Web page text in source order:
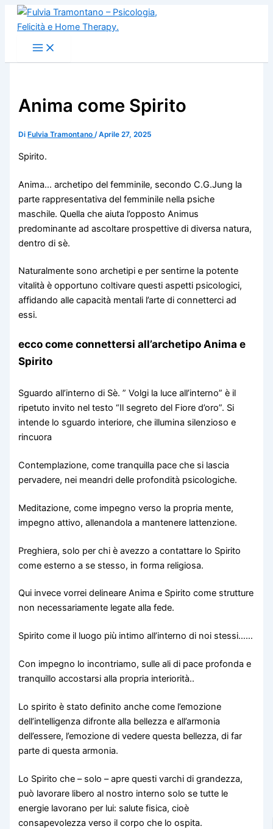
Anima come Spirito
Di Fulvia Tramontano/Aprile 27, 2025
Spirito.
Anima… archetipo del femminile, secondo C.G.Jung la
parte rappresentativa del femminile nella psiche
maschile. Quella che aiuta l’opposto Animus
predominante ad ascoltare prospettive di diversa natura,
dentro di sè.
Naturalmente sono archetipi e per sentirne la potente
vitalità è opportuno coltivare questi aspetti psicologici,
affidando alle capacità mentali l’arte di connetterci ad
essi.
ecco come connettersi all’archetipo Anima e
Spirito
Sguardo all’interno di Sè. ” Volgi la luce all’interno” è il
ripetuto invito nel testo “Il segreto del Fiore d’oro”. Si
intende lo sguardo interiore, che illumina silenzioso e
rincuora
Contemplazione, come tranquilla pace che si lascia
pervadere, nei meandri delle profondità psicologiche.
Meditazione, come impegno verso la propria mente,
impegno attivo, allenandola a mantenere lattenzione.
Preghiera, solo per chi è avezzo a contattare lo Spirito
come esterno a se stesso, in forma religiosa.
Qui invece vorrei delineare Anima e Spirito come strutture
non necessariamente legate alla fede.
Spirito come il luogo più intimo all’interno di noi stessi……
Con impegno lo incontriamo, sulle ali di pace profonda e
tranquillo accostarsi alla propria interiorità..
Lo spirito è stato definito anche come l’emozione
dell’intelligenza difronte alla bellezza e all’armonia
dell’essere, l’emozione di vedere questa bellezza, di far
parte di questa armonia.
Lo Spirito che – solo – apre questi varchi di grandezza,
può lavorare libero al nostro interno solo se tutte le
energie lavorano per lui: salute fisica, cioè
consapevolezza verso il corpo che lo ospita.